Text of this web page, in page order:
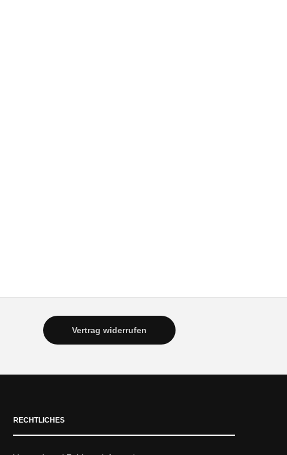
Vertrag widerrufen
RECHTLICHES